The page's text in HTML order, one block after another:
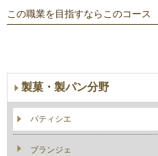
この職業を目指すならこのコース
製菓・製パン分野
パティシエ
ブランジェ